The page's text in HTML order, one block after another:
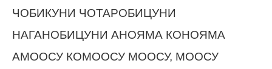
ЧОБИКУНИ ЧОТАРОБИЦУНИ
НАГАНОБИЦУНИ АНОЯМА КОНОЯМА
АМООСУ КОМООСУ МООСУ, МООСУ